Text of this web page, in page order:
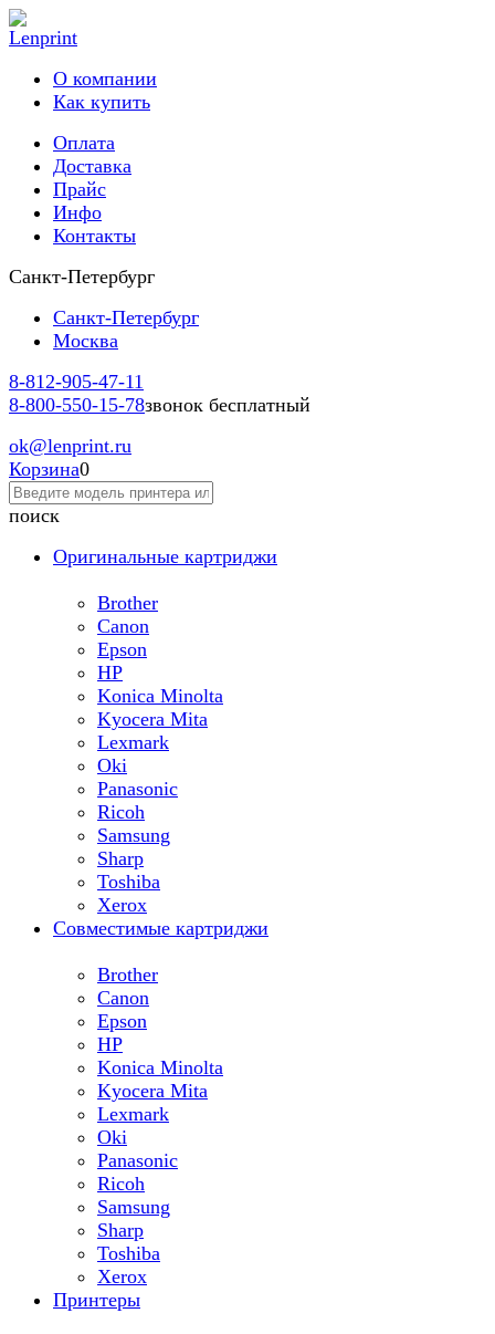
О компании
Как купить
Оплата
Доставка
Прайс
Инфо
Контакты
Санкт-Петербург
Санкт-Петербург
Москва
8-812-905-47-11
8-800-550-15-78звонок бесплатный
ok@lenprint.ru
Корзина0
поиск
Оригинальные картриджи
Brother
Canon
Epson
HP
Konica Minolta
Kyocera Mita
Lexmark
Oki
Panasonic
Ricoh
Samsung
Sharp
Toshiba
Xerox
Совместимые картриджи
Brother
Canon
Epson
HP
Konica Minolta
Kyocera Mita
Lexmark
Oki
Panasonic
Ricoh
Samsung
Sharp
Toshiba
Xerox
Принтеры